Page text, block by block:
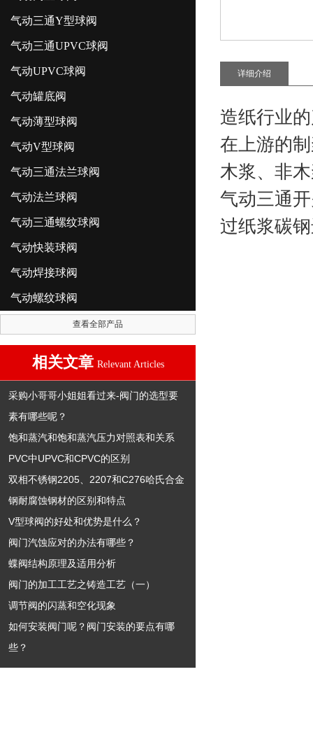
气动三通Y型球阀
气动三通UPVC球阀
气动UPVC球阀
气动罐底阀
气动薄型球阀
气动V型球阀
气动三通法兰球阀
气动法兰球阀
气动三通螺纹球阀
气动快装球阀
气动焊接球阀
气动螺纹球阀
查看全部产品
相关文章 Relevant Articles
采购小哥哥小姐姐看过来-阀门的选型要
素有哪些呢？
饱和蒸汽和饱和蒸汽压力对照表和关系
PVC中UPVC和CPVC的区别
双相不锈钢2205、2207和C276哈氏合金
钢耐腐蚀钢材的区别和特点
V型球阀的好处和优势是什么？
阀门汽蚀应对的办法有哪些？
蝶阀结构原理及适用分析
阀门的加工工艺之铸造工艺（一）
调节阀的闪蒸和空化现象
如何安装阀门呢？阀门安装的要点有哪
些？
详细介绍
造纸行业
在上游的
木浆、非
气动三通
过纸浆碳